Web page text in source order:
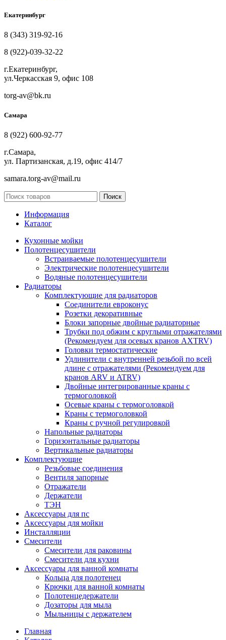
Екатеринбург
8 (343) 319-92-16
8 (922)-039-32-22
г.Екатеринбург,
ул.Черкасская 9, офис 108
torg-av@bk.ru
Самара
8 (922) 600-92-77
г.Самара,
ул. Партизанская, д.19, офис 414/7
samara.torg-av@mail.ru
Поиск
Информация
Каталог
Кухонные мойки
Полотенцесушители
Встраиваемые полотенцесушители
Электрические полотенцесушители
Водяные полотенцесушители
Радиаторы
Комплектующие для радиаторов
Соединители евроконус
Розетки декоративные
Блоки запорные двойные радиаторные
Трубки под обжим с круглыми отражателями
(Рекомендуем для осевых кранов AXTRV)
Головки термостатические
Удлинители с внутренней резьбой по всей
длине с отражателями (Рекомендуем для
кранов ARV и ATRV)
Двойные интегрированные краны с
термоголовкой
Осевые краны с термоголовкой
Краны с термоголовкой
Краны с ручной регулировкой
Напольные радиаторы
Горизонтальные радиаторы
Вертикальные радиаторы
Комплектующие
Резьбовые соединения
Вентиля запорные
Отражатели
Держатели
ТЭН
Аксессуары для пс
Аксессуары для мойки
Инсталляции
Смесители
Смесители для раковины
Смесители для кухни
Аксессуары для ванной комнаты
Кольца для полотенец
Крючки для ванной комнаты
Полотенцедержатели
Дозаторы для мыла
Мыльницы с держателем
Главная